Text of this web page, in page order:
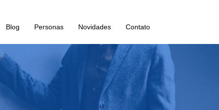
Blog Personas Novidades Contato